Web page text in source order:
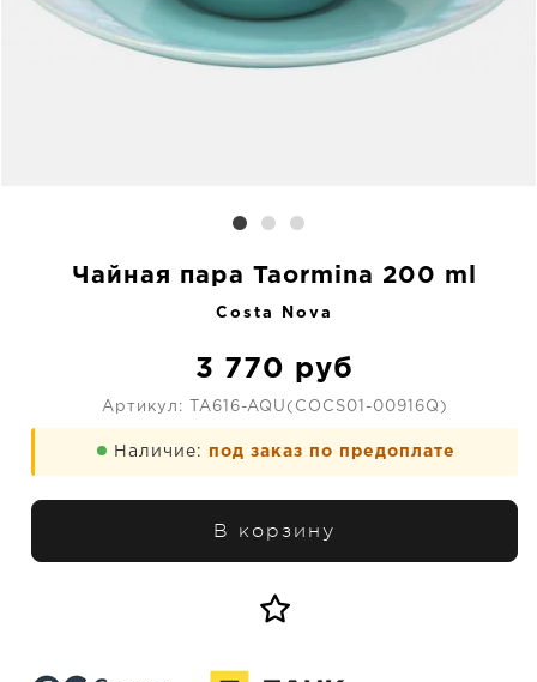
Чайная пара Taormina 200 ml
Costa Nova
3 770 руб
Артикул: TA616-AQU(COCS01-00916Q)
Наличие: под заказ по предоплате
В корзину